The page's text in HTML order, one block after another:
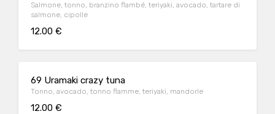
Salmone, tonno, branzino flambé, teriyaki, avocado, tartare di
salmone, cipolle
12.00 €
69 Uramaki crazy tuna
Tonno, avocado, tonno flamme, teriyaki, mandorle
12.00 €